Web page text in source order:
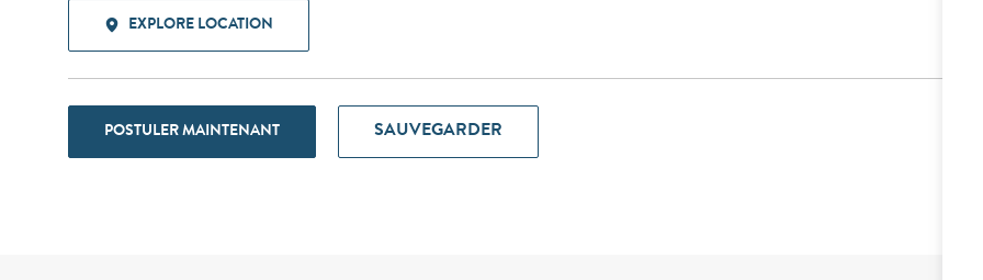
EXPLORE LOCATION
POSTULER MAINTENANT SAUVEGARDER